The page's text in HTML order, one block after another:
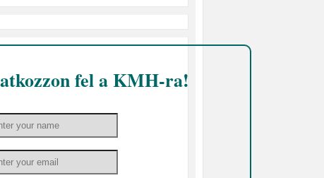
fel a KMH-ra!